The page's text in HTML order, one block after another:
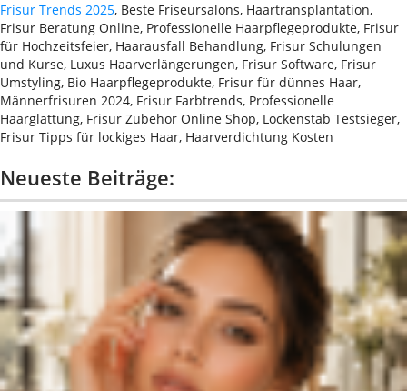
Frisur Trends 2025, Beste Friseursalons, Haartransplantation,
Frisur Beratung Online, Professionelle Haarpflegeprodukte, Frisur
für Hochzeitsfeier, Haarausfall Behandlung, Frisur Schulungen
und Kurse, Luxus Haarverlängerungen, Frisur Software, Frisur
Umstyling, Bio Haarpflegeprodukte, Frisur für dünnes Haar,
Männerfrisuren 2024, Frisur Farbtrends, Professionelle
Haarglättung, Frisur Zubehör Online Shop, Lockenstab Testsieger,
Frisur Tipps für lockiges Haar, Haarverdichtung Kosten
Neueste Beiträge: